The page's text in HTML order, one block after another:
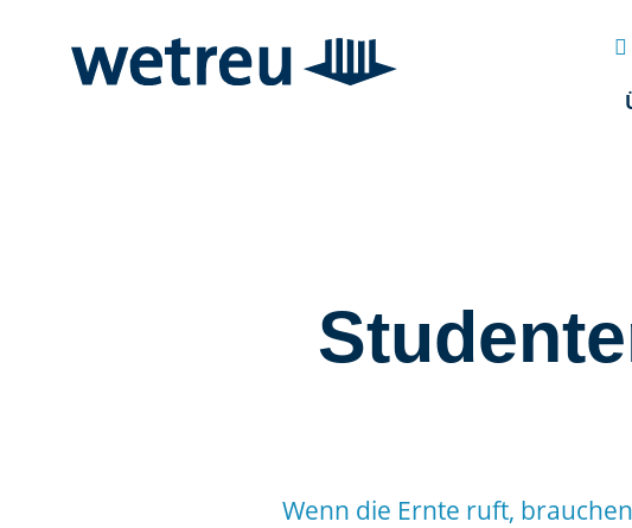

Wenn die Ernte ruft,